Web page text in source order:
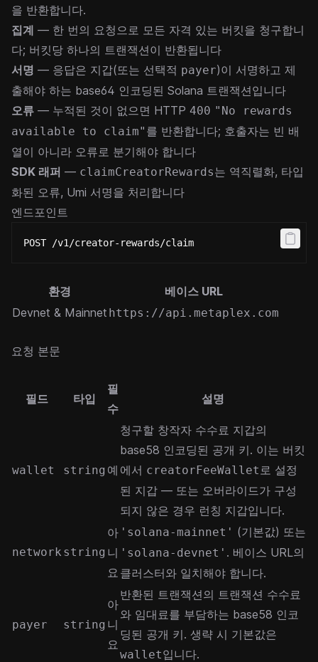
을 반환합니다.
집계 — 한 번의 요청으로 모든 자격 있는 버킷을 청구합니
다; 버킷당 하나의 트랜잭션이 반환됩니다
서명 — 응답은 지갑(또는 선택적 payer)이 서명하고 제
출해야 하는 base64 인코딩된 Solana 트랜잭션입니다
오류 — 누적된 것이 없으면 HTTP 400 "No rewards
available to claim" 를 반환합니다; 호출자는 빈 배
열이 아니라 오류로 분기해야 합니다
SDK 래퍼 — claimCreatorRewards는 역직렬화, 타입
화된 오류, Umi 서명을 처리합니다
엔드포인트
POST /v1/creator-rewards/claim
환경
베이스 URL
Devnet & Mainnet https://api.metaplex.com
요청 본문
필드 타입
필
수
설명
wallet string 예
청구할 창작자 수수료 지갑의
base58 인코딩된 공개 키. 이는 버킷
에서 creatorFeeWallet로 설정
된 지갑 — 또는 오버라이드가 구성
되지 않은 경우 런칭 지갑입니다.
network string
아
니
요
'solana-mainnet' (기본값) 또는
'solana-devnet' . 베이스 URL의
클러스터와 일치해야 합니다.
payer string
아
니
요
반환된 트랜잭션의 트랜잭션 수수료
와 임대료를 부담하는 base58 인코
딩된 공개 키. 생략 시 기본값은
wallet입니다.